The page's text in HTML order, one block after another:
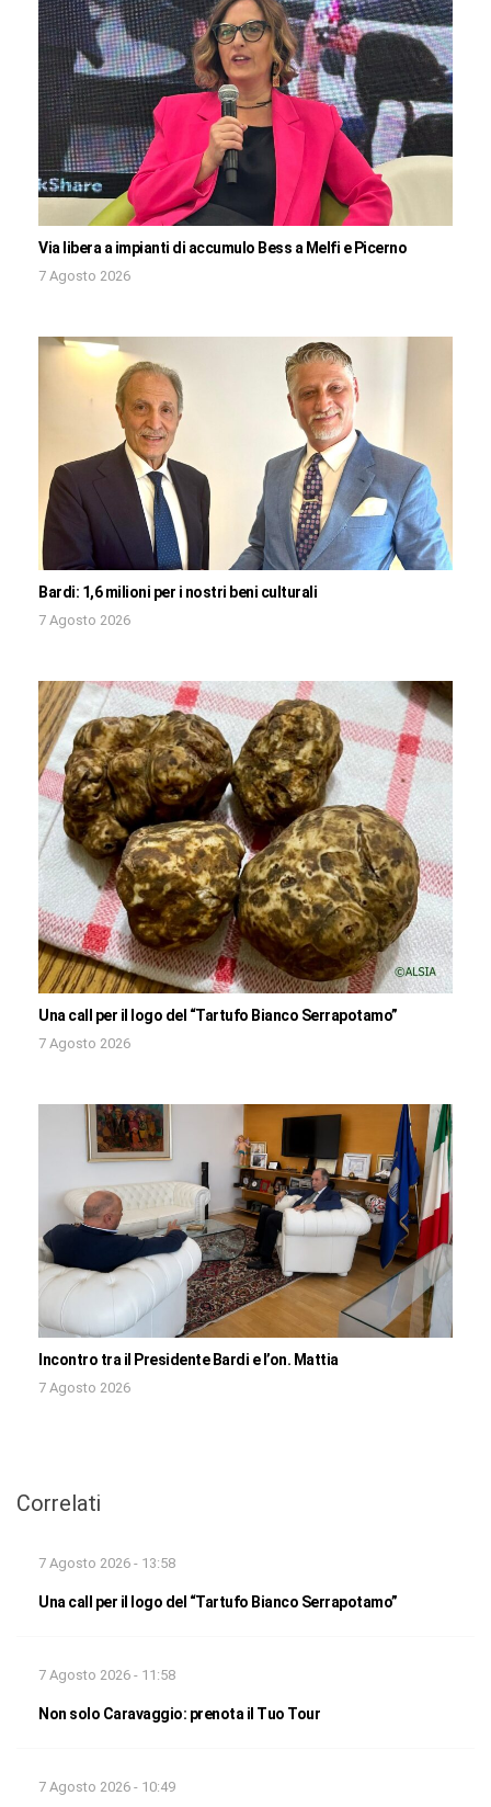
Via libera a impianti di accumulo Bess a Melfi e Picerno
7 Agosto 2026
Bardi: 1,6 milioni per i nostri beni culturali
7 Agosto 2026
Una call per il logo del “Tartufo Bianco Serrapotamo”
7 Agosto 2026
Incontro tra il Presidente Bardi e l’on. Mattia
7 Agosto 2026
Correlati
7 Agosto 2026 - 13:58
Una call per il logo del “Tartufo Bianco Serrapotamo”
7 Agosto 2026 - 11:58
Non solo Caravaggio: prenota il Tuo Tour
7 Agosto 2026 - 10:49